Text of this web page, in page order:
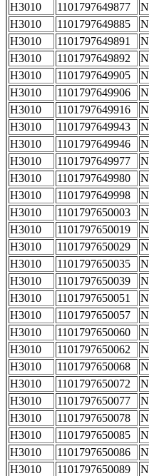
H3010
1101797649877
N
H3010
1101797649885
N
H3010
1101797649891
N
H3010
1101797649892
N
H3010
1101797649905
N
H3010
1101797649906
N
H3010
1101797649916
N
H3010
1101797649943
N
H3010
1101797649946
N
H3010
1101797649977
N
H3010
1101797649980
N
H3010
1101797649998
N
H3010
1101797650003
N
H3010
1101797650019
N
H3010
1101797650029
N
H3010
1101797650035
N
H3010
1101797650039
N
H3010
1101797650051
N
H3010
1101797650057
N
H3010
1101797650060
N
H3010
1101797650062
N
H3010
1101797650068
N
H3010
1101797650072
N
H3010
1101797650077
N
H3010
1101797650078
N
H3010
1101797650085
N
H3010
1101797650086
N
H3010
1101797650089
N